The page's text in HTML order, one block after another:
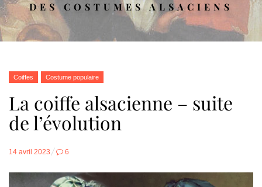
DES COSTUMES ALSACIENS
Coiffes Costume populaire
La coiffe alsacienne – suite
de l’évolution
Posted
14 avril 2023 6